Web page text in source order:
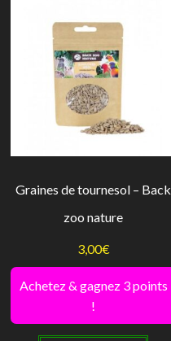
Graines de tournesol – Back
zoo nature
3,00€
Achetez & gagnez 3 points
!